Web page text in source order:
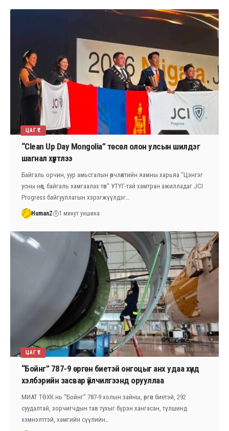
ЦАГ ҮЕ
“Clean Up Day Mongolia” төсөл олон улсын шилдэг
шагнал хүртлээ
Байгаль орчин, уур амьсгалын өөрчлөлтийн яамны харьяа “Цэнгэг
усны нөөц, байгаль хамгаалах төв” УТҮГ-тай хамтран ажилладаг JCI
Progress байгууллагын хэрэгжүүлдэг…
HumanZ 1 минут уншина
ЦАГ ҮЕ
“Бойнг” 787-9 өргөн биетэй онгоцыг анх удаа хүнд
хэлбэрийн засвар үйлчилгээнд орууллаа
МИАТ ТӨХК нь “Бойнг” 787-9 холын зайны, өргөн биетэй, 292
суудалтай, зорчигчдын тав тухыг бүрэн хангасан, түлшинд
хэмнэлттэй, хамгийн сүүлийн…